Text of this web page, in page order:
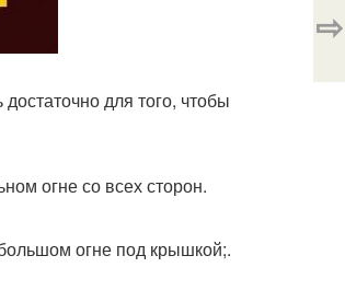
для того, чтобы
огне со всех сторон.
огне под крышкой;.
⇨